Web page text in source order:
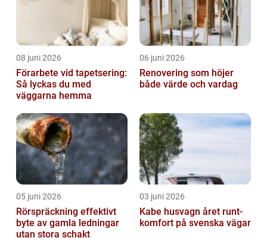
08 juni 2026
Förarbete vid tapetsering:
Så lyckas du med
väggarna hemma
06 juni 2026
Renovering som höjer
både värde och vardag
05 juni 2026
Rörspräckning effektivt
byte av gamla ledningar
utan stora schakt
03 juni 2026
Kabe husvagn året runt-
komfort på svenska vägar